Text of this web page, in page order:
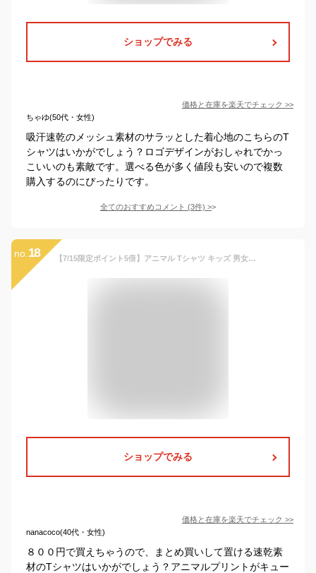
ショップでみる
価格と在庫を楽天でチェック >>
ちゃゆ(50代・女性)
吸汗速乾のメッシュ素材のサラッとした着心地のこちらのT
シャツはいかがでしょう？ロゴデザインがおしゃれでかっ
こいいのも素敵です。選べる色が多く値段も安いので複数
購入するのにぴったりです。
全てのおすすめコメント (3件) >
no. 18 【7/15限定ポイント5倍】アニマル Tシャツ キッズ 男女兼用 半袖 ドライ 速乾 スポーツ ポリエステル100% さらさら 涼しい 4.4oz 全20色 100-140 ジュニア 親子 ペアルック 兄弟 ペアtシャツ 男の子 女の子 ボーイ プリント パンダ うさぎ ゾウ かわいい
ショップでみる
価格と在庫を楽天でチェック >>
nanacoco(40代・女性)
８００円で買えちゃうので、まとめ買いして置ける速乾素
材のTシャツはいかがでしょう？アニマルプリントがキュー